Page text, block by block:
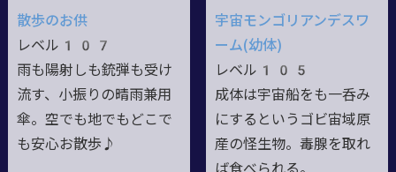
散歩のお供
レベル107
雨も陽射しも銃弾も受け
流す、小振りの晴雨兼用
傘。空でも地でもどこで
も安心お散歩♪
宇宙モンゴリアンデスワ
ーム(幼体)
レベル105
成体は宇宙船をも一呑み
にするというゴビ宙域原
産の怪生物。毒腺を取れ